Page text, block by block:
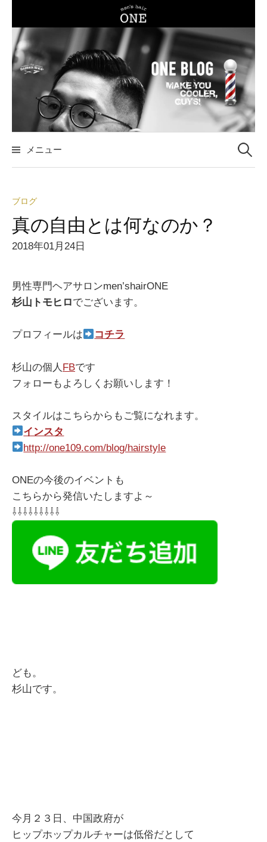
テ
ン
ツ
プ
メニュー 検
ブログ
真の自由とは何なのか？
2018年01月24日
男性専門ヘアサロンmen’shairONE
杉山トモヒロでございます。
プロフィールは コチラ
杉山の個人 FBです
フォローもよろしくお願いします！
スタイルはこちらからもご覧になれます。
インスタ
http://one109.com/blog/hairstyle
ONEの今後のイベントも
こちらから発信いたしますよ～
⇩⇩⇩⇩⇩⇩⇩⇩⇩
ども。
杉山です。
今月２３日、中国政府が
ヒップホップカルチャーは低俗だとして